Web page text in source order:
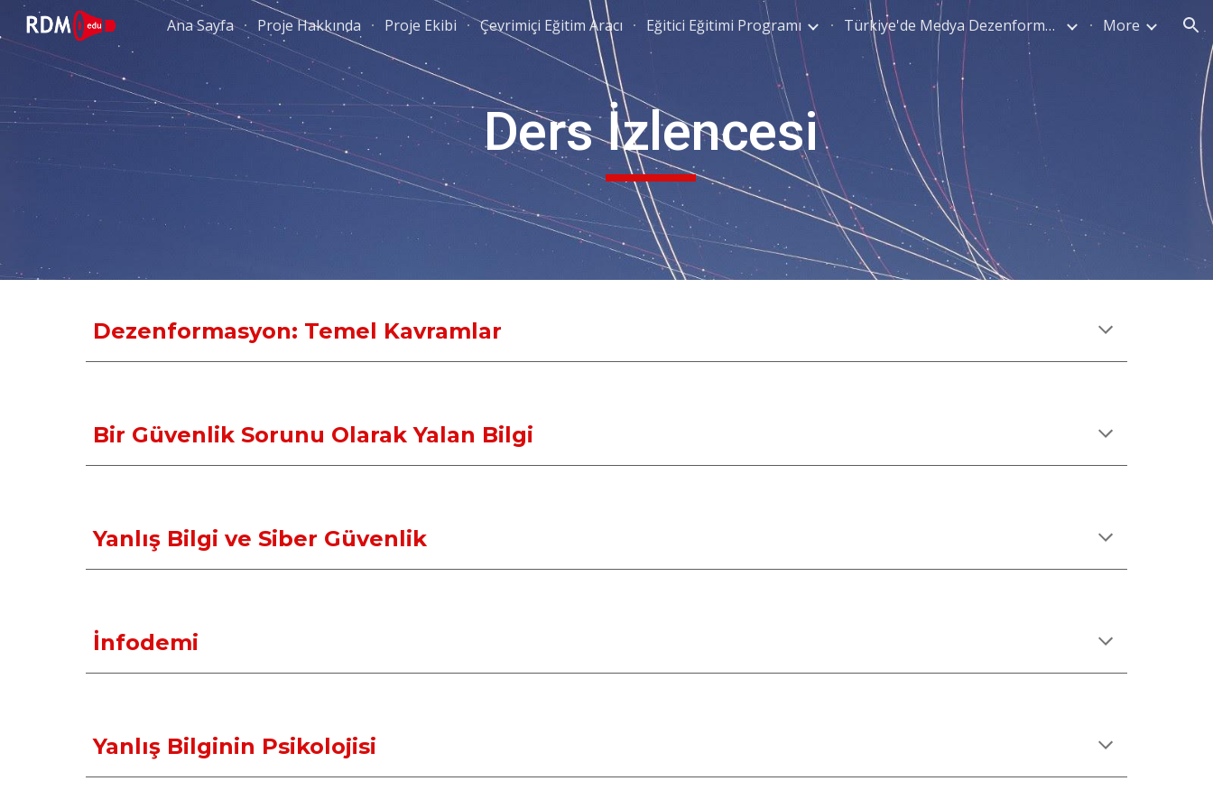
Skip to main content Skip to navigation
Ana Sayfa Proje Hakkında Proje Ekibi Çevrimiçi Eğitim Aracı Eğitici Eğitimi Programı Türkiye'de Medya Dezenformasyonuyla Mücadele More
Ders İzlencesi
Dezenformasyon: Temel Kavramlar
Bir Güvenlik Sorunu Olarak Yalan Bilgi
Yanlış Bilgi ve Siber Güvenlik
İnfodemi
Yanlış Bilginin Psikolojisi